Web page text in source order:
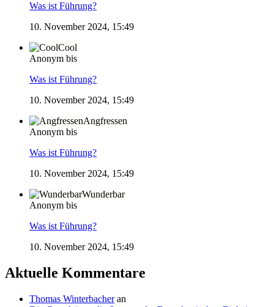
Was ist Führung?
10. November 2024, 15:49
Cool
Anonym bis
Was ist Führung?
10. November 2024, 15:49
Angfressen
Anonym bis
Was ist Führung?
10. November 2024, 15:49
Wunderbar
Anonym bis
Was ist Führung?
10. November 2024, 15:49
Aktuelle Kommentare
Thomas Winterbacheran